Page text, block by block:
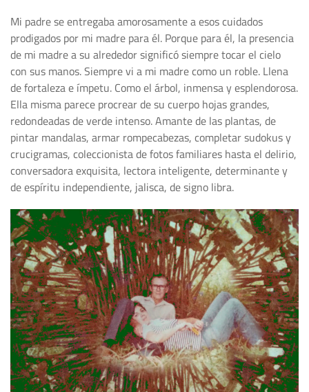
Mi padre se entregaba amorosamente a esos cuidados
prodigados por mi madre para él. Porque para él, la presencia
de mi madre a su alrededor significó siempre tocar el cielo
con sus manos. Siempre vi a mi madre como un roble. Llena
de fortaleza e ímpetu. Como el árbol, inmensa y esplendorosa.
Ella misma parece procrear de su cuerpo hojas grandes,
redondeadas de verde intenso. Amante de las plantas, de
pintar mandalas, armar rompecabezas, completar sudokus y
crucigramas, coleccionista de fotos familiares hasta el delirio,
conversadora exquisita, lectora inteligente, determinante y
de espíritu independiente, jalisca, de signo libra.